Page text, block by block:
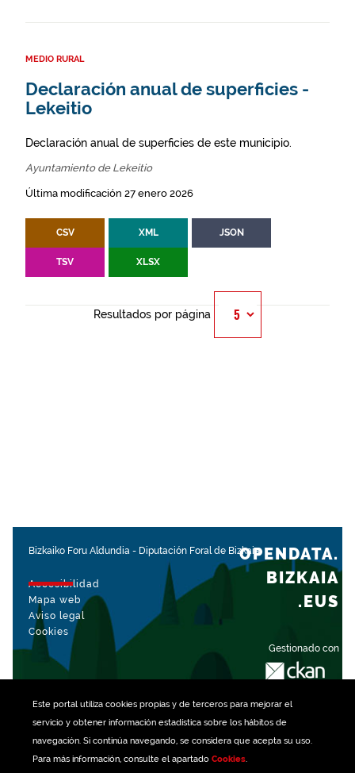
Este portal utiliza cookiespropias y de terceros para mejorar el
servicio y obtener información estadística sobre los hábitos de
navegación. Si continúa navegando, se considera que acepta su uso.
Para más información, consulte el apartado Cookies.
MEDIO RURAL
Declaración anual de superficies -
Lekeitio
Declaración anual de superficies de este municipio.
Ayuntamiento de Lekeitio
Última modificación 27 enero 2026
CSV XML JSON
TSV XLSX
Resultados por página
Bizkaiko Foru Aldundia - Diputación Foral de Bizkaia
Accesibilidad
Mapa web
Aviso legal
Cookies
Gestionado con
OPENDATA.
BIZKAIA
.EUS